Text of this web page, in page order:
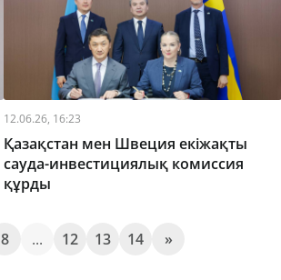
12.06.26, 16:23
Қазақстан мен Швеция екіжақты
сауда-инвестициялық комиссия
құрды
8 ... 12 13 14 »